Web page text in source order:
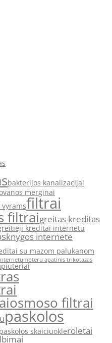
bakterijos kanalizacijai
merginai
vyramsfiltrai
filtraigreitas kreditas
kreditai internetu
knygos internete
su mazom palukanom
moteru apatinis trikotazas
osmoso filtrai
paskolos
paskolos skaiciuokleroletai